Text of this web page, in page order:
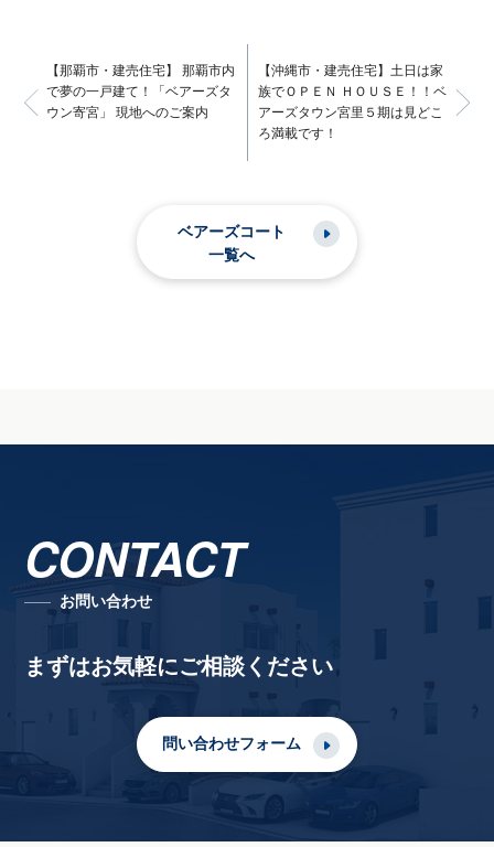
【那覇市・建売住宅】 那覇市内
で夢の一戸建て！「ベアーズタ
ウン寄宮」 現地へのご案内
【沖縄市・建売住宅】土日は家
族でＯＰＥＮ ＨＯＵＳＥ！！ベ
アーズタウン宮里５期は見どこ
ろ満載です！
ベアーズコート
一覧へ
CONTACT
お問い合わせ
まずはお気軽にご相談ください
問い合わせフォーム